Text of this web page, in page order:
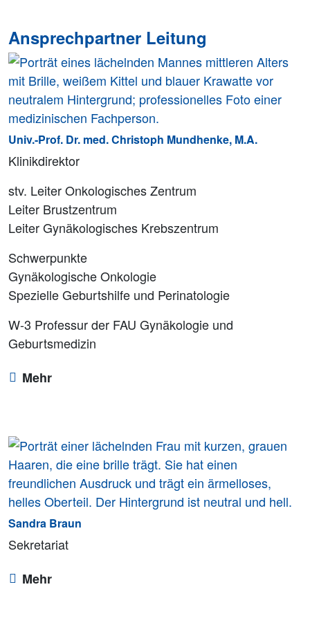
Ansprechpartner Leitung
Univ.-Prof. Dr. med. Christoph Mundhenke, M.A.
Klinikdirektor
stv. Leiter Onkologisches Zentrum
Leiter Brustzentrum
Leiter Gynäkologisches Krebszentrum
Schwerpunkte
Gynäkologische Onkologie
Spezielle Geburtshilfe und Perinatologie
W-3 Professur der FAU Gynäkologie und
Geburtsmedizin
Mehr
Sandra Braun
Sekretariat
Mehr